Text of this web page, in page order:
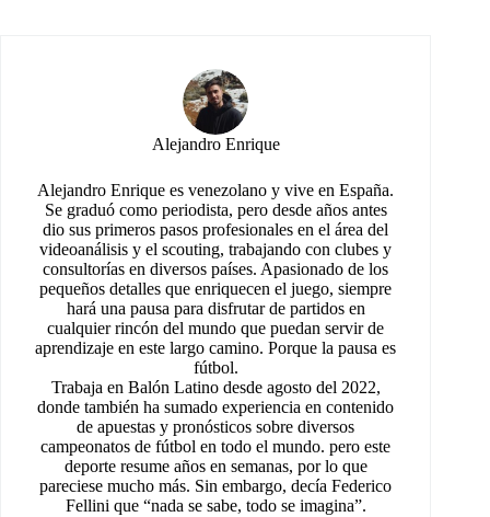
Alejandro Enrique
Alejandro Enrique es venezolano y vive en España.
Se graduó como periodista, pero desde años antes
dio sus primeros pasos profesionales en el área del
videoanálisis y el scouting, trabajando con clubes y
consultorías en diversos países. Apasionado de los
pequeños detalles que enriquecen el juego, siempre
hará una pausa para disfrutar de partidos en
cualquier rincón del mundo que puedan servir de
aprendizaje en este largo camino. Porque la pausa es
fútbol.
Trabaja en Balón Latino desde agosto del 2022,
donde también ha sumado experiencia en contenido
de apuestas y pronósticos sobre diversos
campeonatos de fútbol en todo el mundo. pero este
deporte resume años en semanas, por lo que
pareciese mucho más. Sin embargo, decía Federico
Fellini que “nada se sabe, todo se imagina”.